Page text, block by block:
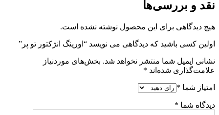
نقد و بررسی‌ها
هیچ دیدگاهی برای این محصول نوشته نشده است.
اولین کسی باشید که دیدگاهی می نویسد “اورینگ انژکتور تو پر”
نشانی ایمیل شما منتشر نخواهد شد. بخش‌های موردنیاز
علامت‌گذاری شده‌اند *
امتیاز شما *
دیدگاه شما *